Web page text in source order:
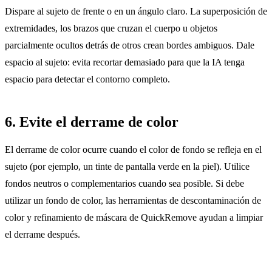
Dispare al sujeto de frente o en un ángulo claro. La superposición de
extremidades, los brazos que cruzan el cuerpo u objetos
parcialmente ocultos detrás de otros crean bordes ambiguos. Dale
espacio al sujeto: evita recortar demasiado para que la IA tenga
espacio para detectar el contorno completo.
6. Evite el derrame de color
El derrame de color ocurre cuando el color de fondo se refleja en el
sujeto (por ejemplo, un tinte de pantalla verde en la piel). Utilice
fondos neutros o complementarios cuando sea posible. Si debe
utilizar un fondo de color, las herramientas de descontaminación de
color y refinamiento de máscara de QuickRemove ayudan a limpiar
el derrame después.